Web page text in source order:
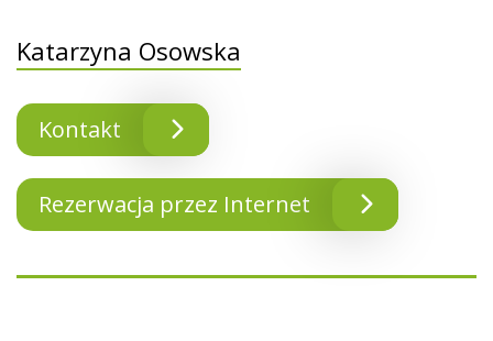
Katarzyna Osowska
Kontakt
Rezerwacja przez Internet